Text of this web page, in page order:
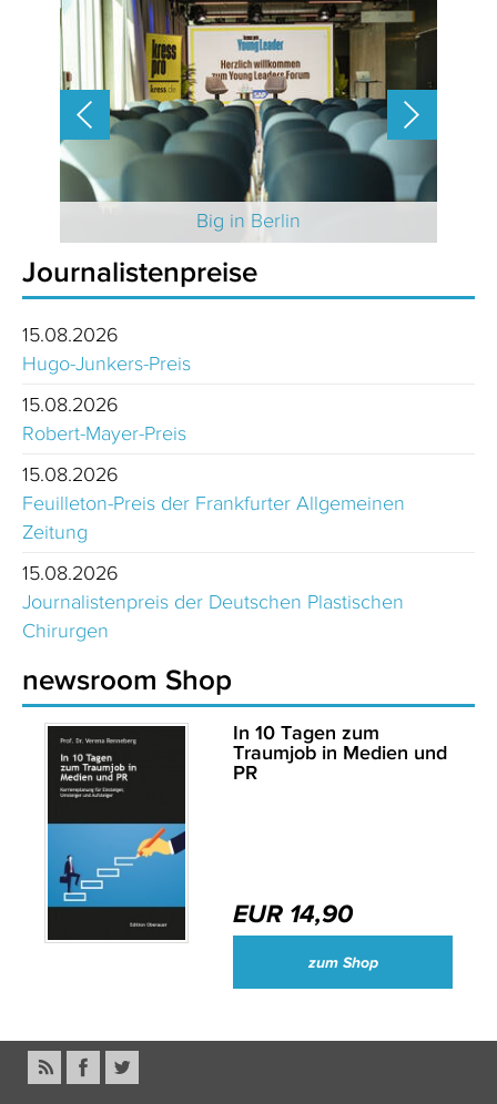
Big in Berlin
Journalistenpreise
15.08.2026
Hugo-Junkers-Preis
15.08.2026
Robert-Mayer-Preis
15.08.2026
Feuilleton-Preis der Frankfurter Allgemeinen
Zeitung
15.08.2026
Journalistenpreis der Deutschen Plastischen
Chirurgen
newsroom Shop
In 10 Tagen zum
Traumjob in Medien und
PR
EUR 14,90
zum Shop